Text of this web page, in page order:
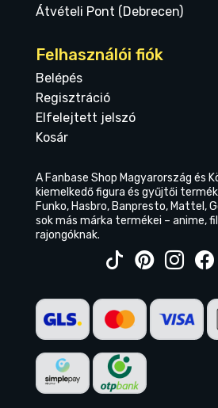
Átvételi Pont (Debrecen)
Felhasználói fiók
Belépés
Regisztráció
Elfelejtett jelszó
Kosár
A Fanbase Shop Magyarország és
kiemelkedő figura és gyűjtői
Funko, Hasbro, Banpresto, Mattel,
sok más márka termékei – anime,
rajongóknak.